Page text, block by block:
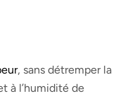
, sans détremper la
à l’humidité de